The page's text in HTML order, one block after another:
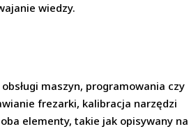
wiedzy.
maszyn, programowania czy
frezarki, kalibracja narzędzi
elementy, takie jak opisywany na